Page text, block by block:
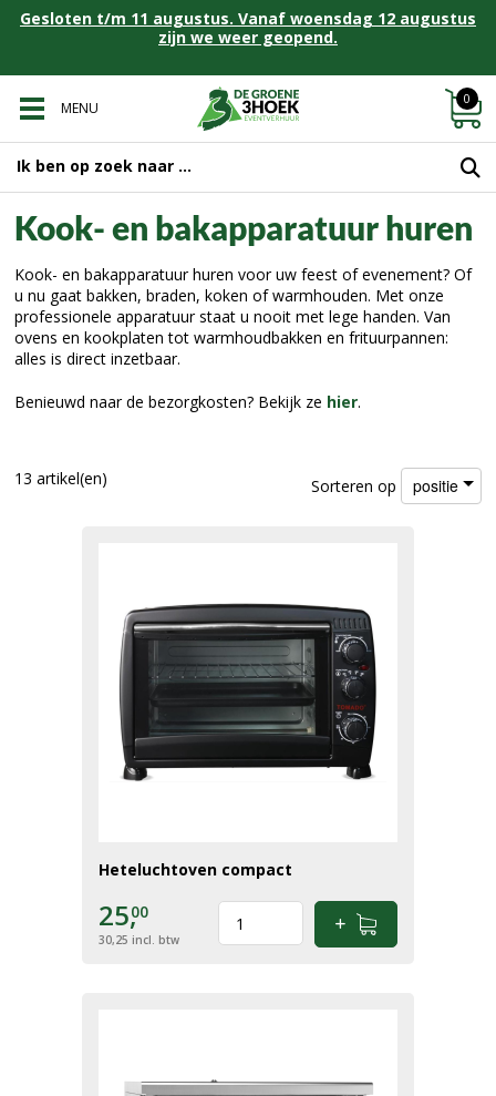
Gesloten t/m 11 augustus. Vanaf woensdag 12 augustus
zijn we weer geopend.
MENU
0
Kook- en bakapparatuur huren
Kook- en bakapparatuur huren voor uw feest of evenement? Of
u nu gaat bakken, braden, koken of warmhouden. Met onze
professionele apparatuur staat u nooit met lege handen. Van
ovens en kookplaten tot warmhoudbakken en frituurpannen:
alles is direct inzetbaar.
Benieuwd naar de bezorgkosten? Bekijk ze hier.
Sorteren op positie
13 artikel(en)
Heteluchtoven compact
25,00
30,25 incl. btw